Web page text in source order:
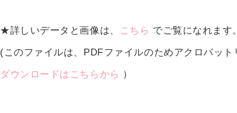
★詳しいデータと画像は、 こちら でご覧になれます。
(このファイルは、PDFファイルのためアクロバット
ダウンロードはこちらから ）